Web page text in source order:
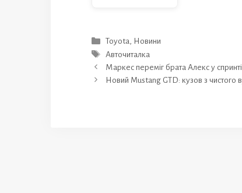
Категорії
Toyota, Новини
Позначки
Авточиталка
Маркес переміг брата Алекс у
Новий Mustang GTD: кузов з чистого